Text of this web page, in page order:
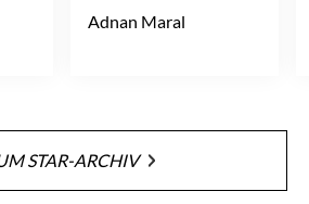
Adnan Maral
STAR-ARCHIV